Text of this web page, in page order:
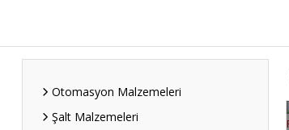
Otomasyon Malzemeleri
Şalt Malzemeleri